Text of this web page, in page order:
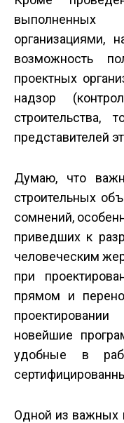
выполненных
организациями,
возможность
проектных
надзор
строительства,
представителей
Думаю, что
строительных
сомнений,
приведших к
человеческим
при
прямом и
новейшие
удобные в
Одной из важных